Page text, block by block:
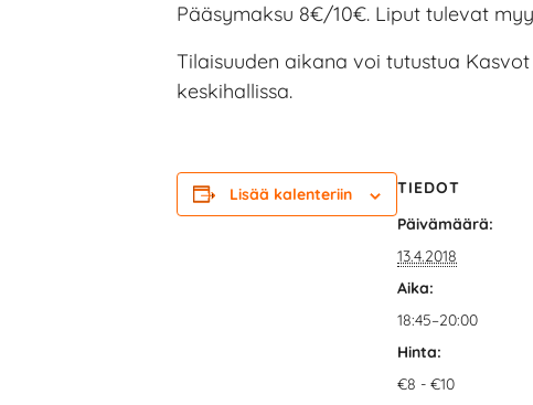
Pääsymaksu 8€/10€. Liput tulevat
Tilaisuuden aikana voi tutustua
keskihallissa.
Lisää kalenteriin
TIEDOT
Päivämäärä:
13.4.2018
Aika:
18:45–20:00
Hinta:
€8 - €10